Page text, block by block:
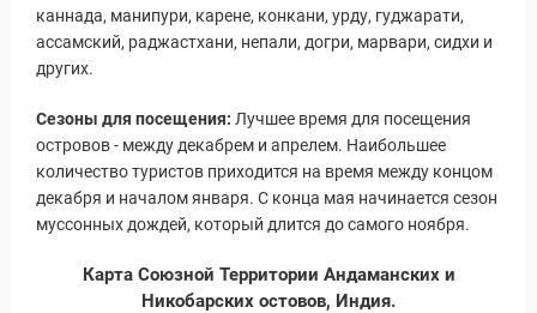
и Туры
каннада, манипури, карене, конкани, урду, гуджарати,
ассамский, раджастхани, непали, догри, марвари, сидхи и
других.
Сезоны для посещения: Лучшее время для посещения
островов - между декабрем и апрелем. Наибольшее
количество туристов приходится на время между концом
декабря и началом января. С конца мая начинается сезон
муссонных дождей, который длится до самого ноября.
Карта Союзной Территории Андаманских и
Никобарских остовов, Индия.